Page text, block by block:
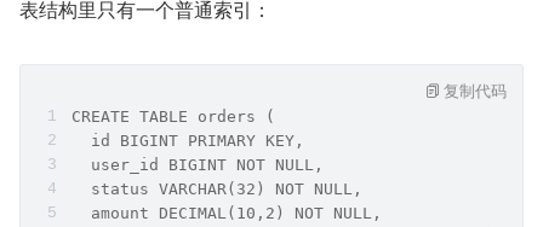
表结构里只有一个普通索引：
CREATE TABLE orders (
  id BIGINT PRIMARY KEY,
  user_id BIGINT NOT NULL,
  status VARCHAR(32) NOT NULL,
  amount DECIMAL(10,2) NOT NULL,
复制代码